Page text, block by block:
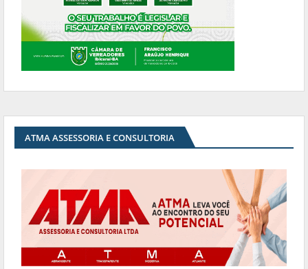
ATMA ASSESSORIA E CONSULTORIA